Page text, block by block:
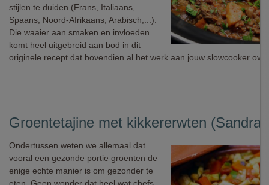
stijlen te duiden (Frans, Italiaans,
Spaans, Noord-Afrikaans, Arabisch,...).
Die waaier aan smaken en invloeden
komt heel uitgebreid aan bod in dit
originele recept dat bovendien al het werk aan jouw slowcooker
Groentetajine met kikkererwten (Sandra
Ondertussen weten we allemaal dat
vooral een gezonde portie groenten de
enige echte manier is om gezonder te